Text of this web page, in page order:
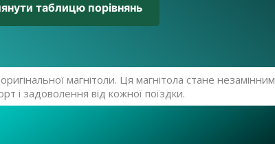
таблицю порівнянь
магнітоли. Ця магнітола стане незамінним
і задоволення від кожної поїздки.